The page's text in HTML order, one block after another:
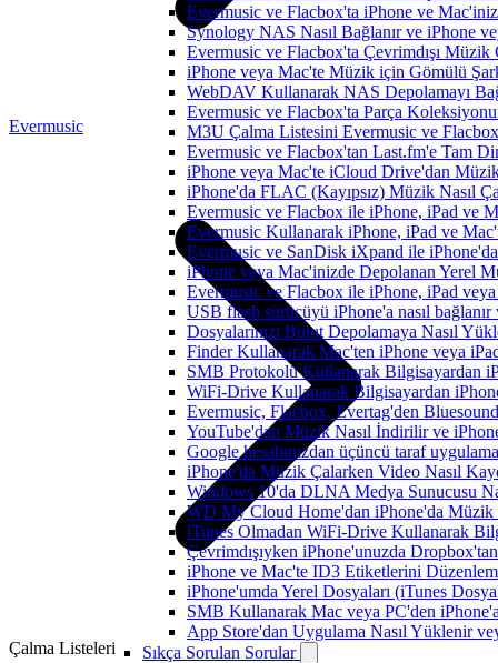
Evermusic ve Flacbox'ta iPhone ve
Synology NAS Nasıl Bağlanır ve iPhone
Evermusic ve Flacbox'ta Çevrimdışı
iPhone veya Mac'te Müzik için Gömülü
WebDAV Kullanarak NAS Depolamayı
Evermusic ve Flacbox'ta Parça
M3U Çalma Listesini Evermusic ve
Evermusic ve Flacbox'tan Last.fm'e Tam
iPhone veya Mac'te iCloud Drive'dan
iPhone'da FLAC (Kayıpsız) Müzik Nasıl
Evermusic ve Flacbox ile iPhone, iPad ve
Evermusic Kullanarak iPhone, iPad ve
Evermusic ve SanDisk iXpand ile
iPhone veya Mac'inizde Depolanan Yerel
Evermusic ve Flacbox ile iPhone, iPad
USB flash sürücüyü iPhone'a nasıl
Dosyalarınızı Bulut Depolamaya Nasıl
Finder Kullanarak Mac'ten iPhone veya
SMB Protokolü Kullanarak Bilgisayardan
WiFi-Drive Kullanarak Bilgisayardan
Evermusic, Flacbox, Evertag'den
YouTube'dan Müzik Nasıl İndirilir ve
Google hesabınızdan üçüncü taraf
iPhone'da Müzik Çalarken Video Nasıl
Windows 10'da DLNA Medya Sunucusu
WD My Cloud Home'dan iPhone'da Müzik
iTunes Olmadan WiFi-Drive Kullanarak
Çevrimdışıyken iPhone'unuzda
iPhone ve Mac'te ID3 Etiketlerini
iPhone'umda Yerel Dosyaları (iTunes
SMB Kullanarak Mac veya PC'den
App Store'dan Uygulama Nasıl Yüklenir
Sıkça Sorulan Sorular
Evermusic
Çalma Listeleri